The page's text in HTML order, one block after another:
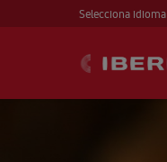
Selecciona idioma